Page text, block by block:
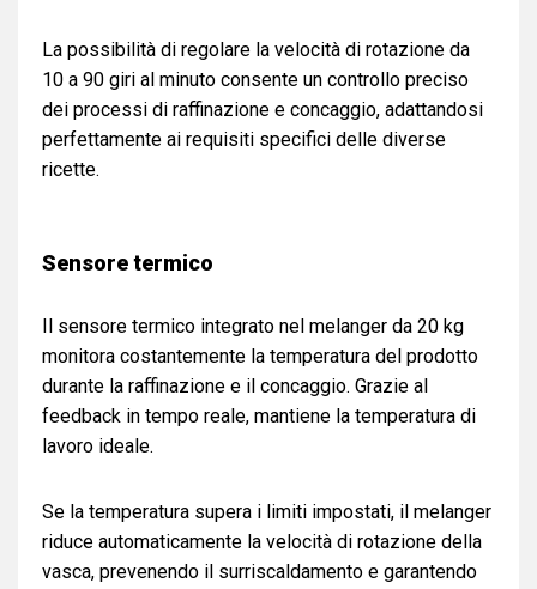
La possibilità di regolare la velocità di rotazione da
10 a 90 giri al minuto consente un controllo preciso
dei processi di raffinazione e concaggio, adattandosi
perfettamente ai requisiti specifici delle diverse
ricette.
Sensore termico
Il sensore termico integrato nel melanger da 20 kg
monitora costantemente la temperatura del prodotto
durante la raffinazione e il concaggio. Grazie al
feedback in tempo reale, mantiene la temperatura di
lavoro ideale.
Se la temperatura supera i limiti impostati, il melanger
riduce automaticamente la velocità di rotazione della
vasca, prevenendo il surriscaldamento e garantendo